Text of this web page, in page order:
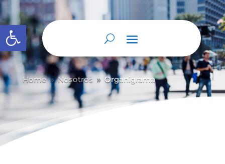
Abrir barra de herramientas
Home 9 Nosotros 9 Organigrama